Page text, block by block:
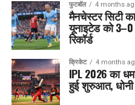
फुटबॉल 4 months
मैनचेस्टर सिटी
यूनाइटेड को 3–0
रिकॉर्ड
क्रिकेट 4 months
IPL 2026 का
हुई शुरुआत,